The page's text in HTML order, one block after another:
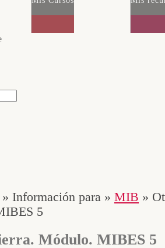
» Información para » MIB »
5
Módulo. MIBES 5